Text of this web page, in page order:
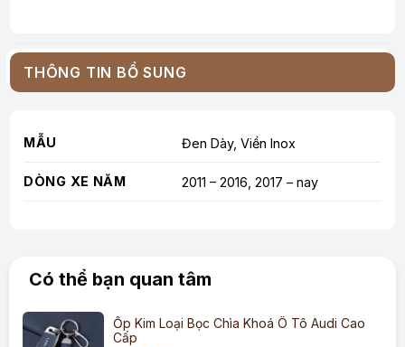
THÔNG TIN BỔ SUNG
MẪU Đen Dày, Viền Inox
DÒNG XE NĂM 2011 – 2016, 2017 – nay
Có thể bạn quan tâm
Ốp Kim Loại Bọc Chìa Khoá Ô Tô Audi Cao
Cấp